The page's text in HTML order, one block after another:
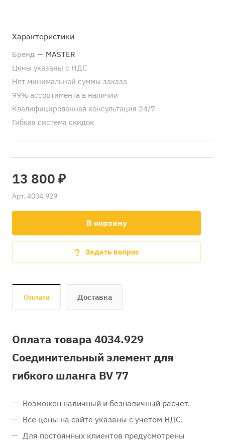
Характеристики
Бренд — MASTER
Цены указаны с НДС
Нет минимальной суммы заказа
99% ассортимента в наличии
Квалифицированная консультация 24/7
Гибкая система скидок
13 800 ₽
Арт. 4034.929
В корзину
Задать вопрос
Оплата Доставка
Оплата товара 4034.929
Соединительный элемент для
гибкого шланга BV 77
Возможен наличный и безналичный расчет.
Все цены на сайте указаны с учетом НДС.
Для постоянных клиентов предусмотрены